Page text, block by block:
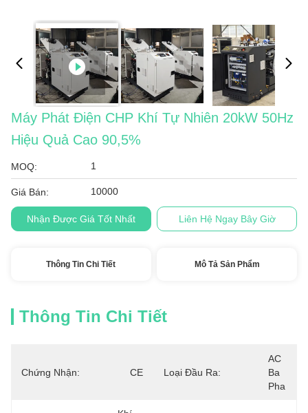
Máy Phát Điện CHP Khí Tự Nhiên 20kW 50Hz
Hiệu Quả Cao 90,5%
MOQ: 1
Giá Bán: 10000
Nhận Được Giá Tốt Nhất Liên Hệ Ngay Bây Giờ
Thông Tin Chi Tiết Mô Tả Sản Phẩm
Thông Tin Chi Tiết
Chứng Nhận: CE Loại Đầu Ra:
AC
Ba
Pha